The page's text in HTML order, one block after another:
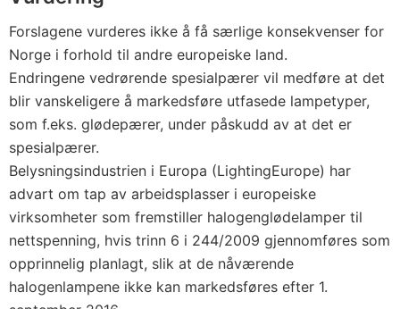
Forslagene vurderes ikke å få særlige konsekvenser for
Norge i forhold til andre europeiske land.
Endringene vedrørende spesialpærer vil medføre at det
blir vanskeligere å markedsføre utfasede lampetyper,
som f.eks. glødepærer, under påskudd av at det er
spesialpærer.
Belysningsindustrien i Europa (LightingEurope) har
advart om tap av arbeidsplasser i europeiske
virksomheter som fremstiller halogenglødelamper til
nettspenning, hvis trinn 6 i 244/2009 gjennomføres som
opprinnelig planlagt, slik at de nåværende
halogenlampene ikke kan markedsføres efter 1.